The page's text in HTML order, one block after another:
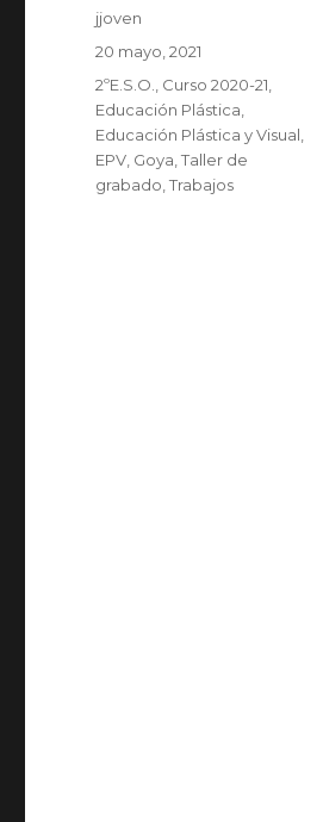
Autor
jjoven
Publicado
el
20 mayo, 2021
Categorías
2ºE.S.O., Curso 2020-21,
Educación Plástica,
Educación Plástica y Visual,
EPV, Goya,Taller de
grabado,Trabajos